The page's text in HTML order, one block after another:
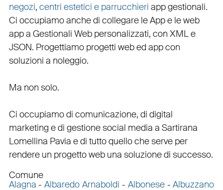
negozi, centri estetici e parrucchieri app gestionali.
Ci occupiamo anche di collegareleAppe leweb
appa Gestionali Web personalizzati, con XMLe
JSON. Progettiamo progetti webed appcon
soluzioni a noleggio.
Ma non solo.
Ci occupiamo di comunicazione, di digital
marketing e di gestione social media a Sartirana
Lomellina Pavia e di tutto quello che serve per
rendere un progetto web una soluzione di successo.
Comune
Alagna -Albaredo Arnaboldi - Albonese-Albuzzano